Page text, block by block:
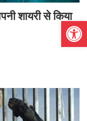
शायरी से किया